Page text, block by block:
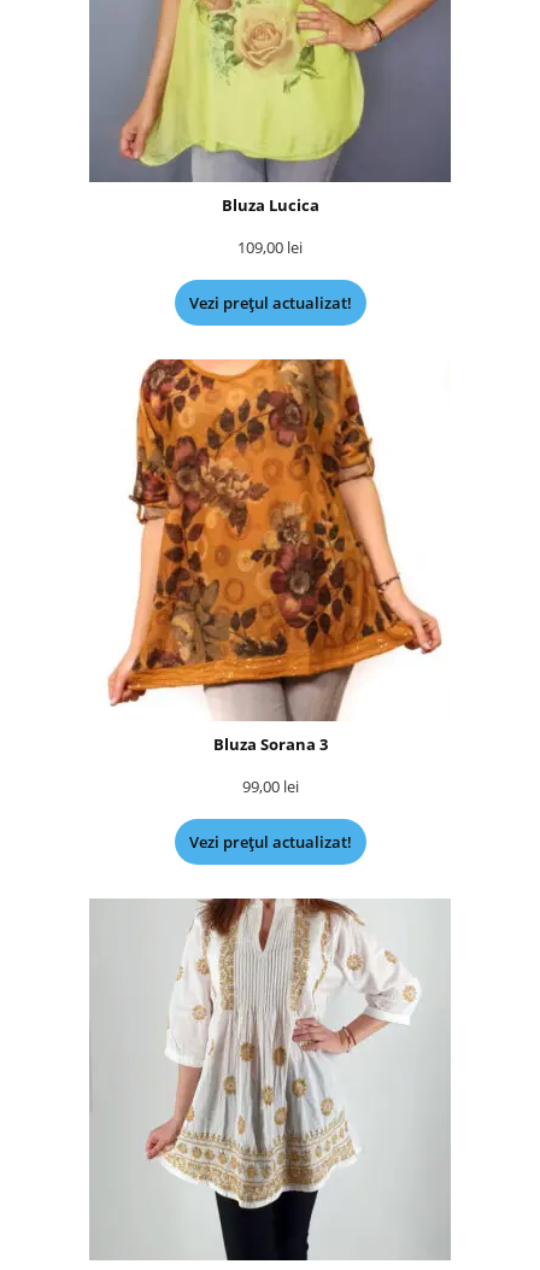
Bluza Lucica
109,00 lei
Vezi prețul actualizat!
Bluza Sorana 3
99,00 lei
Vezi prețul actualizat!